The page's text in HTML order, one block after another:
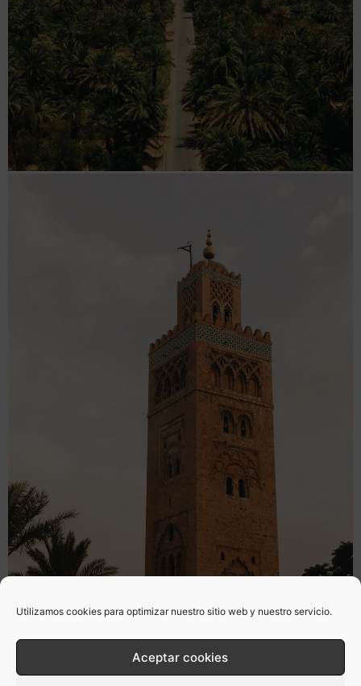
Utilizamos cookies para optimizar nuestro sitio web y nuestro servicio.
Aceptar cookies